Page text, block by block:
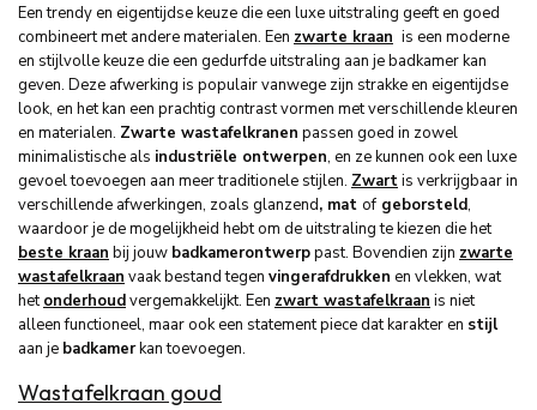
Een trendy en eigentijdse keuze die een luxe uitstraling geeft en goed
combineert met andere materialen. Een zwarte kraan is een moderne
en stijlvolle keuze die een gedurfde uitstraling aan je badkamer kan
geven. Deze afwerking is populair vanwege zijn strakke en eigentijdse
look, en het kan een prachtig contrast vormen met verschillende kleuren
en materialen. Zwarte wastafelkranen passen goed in zowel
minimalistische als industriële ontwerpen, en ze kunnen ook een luxe
gevoel toevoegen aan meer traditionele stijlen. Zwartis verkrijgbaar in
verschillende afwerkingen, zoals glanzend, mat of geborsteld,
waardoor je de mogelijkheid hebt om de uitstraling te kiezen die het
beste kraan bij jouw badkamerontwerppast. Bovendien zijn zwarte
wastafelkraan vaak bestand tegen vingerafdrukken en vlekken, wat
hetonderhoudvergemakkelijkt. Een zwart wastafelkraan is niet
alleen functioneel, maar ook een statement piece dat karakter en stijl
aan je badkamerkan toevoegen.
Wastafelkraan goud